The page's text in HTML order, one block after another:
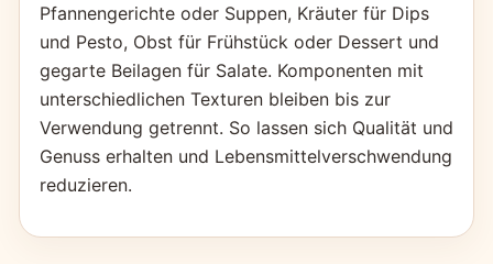
Pfannengerichte oder Suppen, Kräuter für Dips
und Pesto, Obst für Frühstück oder Dessert und
gegarte Beilagen für Salate. Komponenten mit
unterschiedlichen Texturen bleiben bis zur
Verwendung getrennt. So lassen sich Qualität und
Genuss erhalten und Lebensmittelverschwendung
reduzieren.